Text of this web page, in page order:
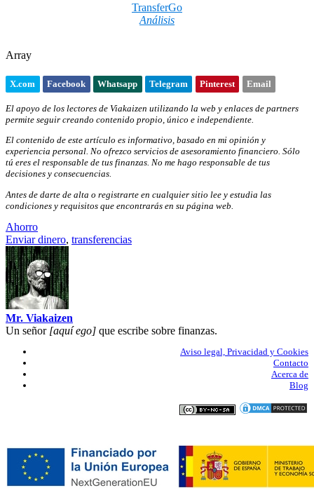
TransferGo
Análisis
Array
X.com Facebook Whatsapp Telegram Pinterest Email
El apoyo de los lectores de Viakaizen utilizando la web y enlaces de partners
permite seguir creando contenido propio, único e independiente.
El contenido de este artículo es informativo, basado en mi opinión y
experiencia personal. No ofrezco servicios de asesoramiento financiero. Sólo
tú eres el responsable de tus finanzas. No me hago responsable de tus
decisiones y consecuencias.
Antes de darte de alta o registrarte en cualquier sitio lee y estudia las
condiciones y requisitos que encontrarás en su página web.
Ahorro
Enviar dinero, transferencias
Mr. Viakaizen
Un señor [aquí ego] que escribe sobre finanzas.
Aviso legal, Privacidad y Cookies
Contacto
Acerca de
Blog